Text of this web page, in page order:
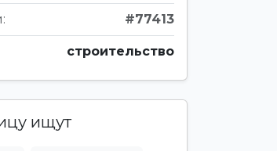
#77413
строительство
ищут